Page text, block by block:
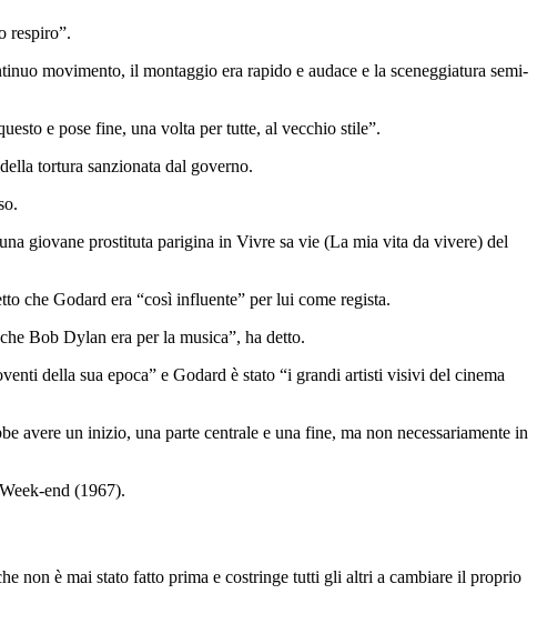
respiro”.
movimento, il montaggio era rapido e audace e la sceneggiatura semi-
e pose fine, una volta per tutte, al vecchio stile”.
tortura sanzionata dal governo.
giovane prostituta parigina in Vivre sa vie (La mia vita da vivere) del
che Godard era “così influente” per lui come regista.
Bob Dylan era per la musica”, ha detto.
della sua epoca” e Godard è stato “i grandi artisti visivi del cinema
avere un inizio, una parte centrale e una fine, ma non necessariamente in
end (1967).
non è mai stato fatto prima e costringe tutti gli altri a cambiare il proprio